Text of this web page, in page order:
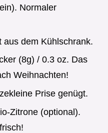
Normaler
aus dem Kühlschrank.
(8g) / 0.3 oz. Das
Weihnachten!
Prise genügt.
Zitrone (optional).